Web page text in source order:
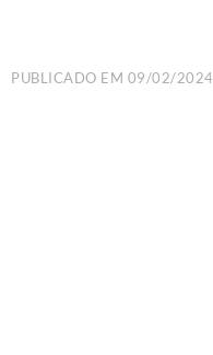
PUBLICADO EM 09/02/2024